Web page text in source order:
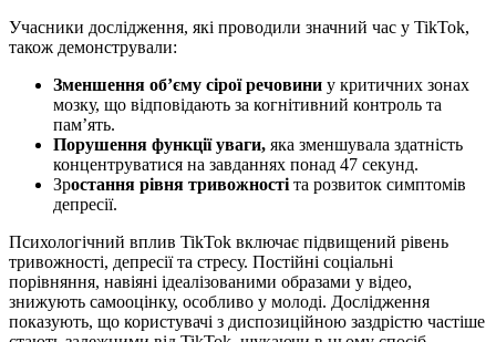
Учасники дослідження, які проводили значний час у TikTok,
також демонстрували:
Зменшення об’єму сірої речовини у критичних зонах
мозку, що відповідають за когнітивний контроль та
пам’ять.
Порушення функції уваги, яка зменшувала здатність
концентруватися на завданнях понад 47 секунд.
Зростання рівня тривожності та розвиток симптомів
депресії.
Психологічний вплив TikTok включає підвищений рівень
тривожності, депресії та стресу. Постійні соціальні
порівняння, навіяні ідеалізованими образами у відео,
знижують самооцінку, особливо у молоді. Дослідження
показують, що користувачі з диспозиційною заздрістю частіше